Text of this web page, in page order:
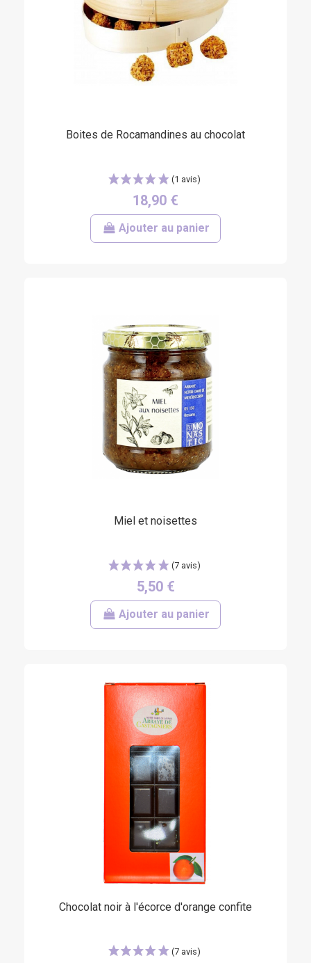
Boites de Rocamandines au chocolat
18,90 €
Ajouter au panier
Miel et noisettes
5,50 €
Ajouter au panier
Chocolat noir à l'écorce d'orange confite